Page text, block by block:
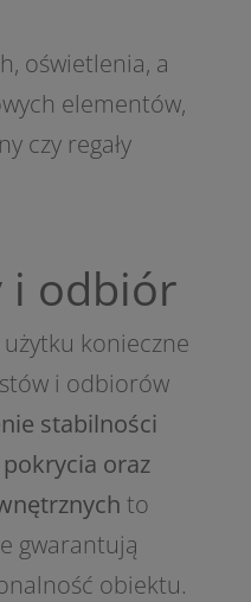
oświetlenia, a
elementów,
czy regały
i odbiór
konieczne
i odbiorów
stabilności
oraz
to
gwarantują
obiektu.